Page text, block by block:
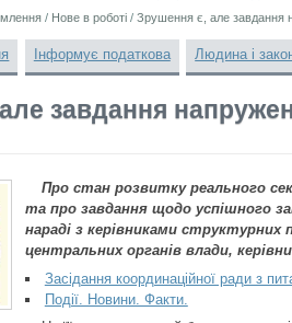
/ Нове в роботі / Зрушення є, але завдання
Інформує податкова Людина і
завдання
Про стан розвитку реального
та про завдання щодо успішного
нараді з керівниками структурних
центральних органів влади,
Засідання координаційної ради з
Події. Новини. Факти.